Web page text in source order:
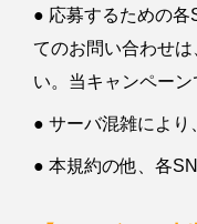
● 応募するための
てのお問い合わせ
い。当キャンペーン
● サーバ混雑により
● 本規約の他、各